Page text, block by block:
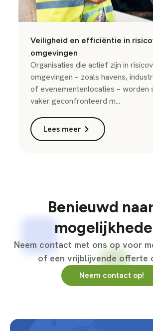
Veiligheid en efficiëntie in
omgevingen
Organisaties die actief zijn in
omgevingen – zoals havens,
of evenementenlocaties – worden
vaker geconfronteerd m...
Lees meer
Benieuwd
Neem contact met ons op voor
of een vrijblijvende offerte
Neem contact op!